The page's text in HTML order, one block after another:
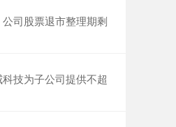
司股票退市整理期剩
技为子公司提供不超